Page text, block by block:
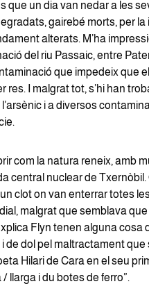
que un dia van nedar a les
gairebé morts, per
alterats. M’ha
del riu Passaic, entre
que impedeix que
res. I malgrat tot, s’hi han
i a diversos
com la natura reneix, amb
central nuclear de Txernòbil.
clot on van enterrar totes
malgrat que semblava
Flyn tenen alguna cosa
de dol pel maltractament que
Hilari de Cara en el seu
llarga i du botes de ferro”.